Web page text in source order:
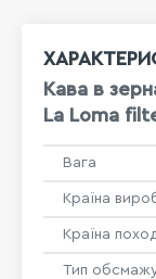
Кава в
La Loma
Вага
Країна
Країна
Тип